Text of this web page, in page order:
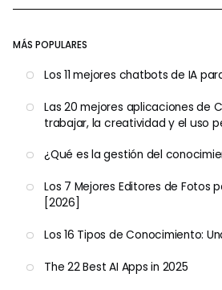
MÁS POPULARES
Los 11 mejores chatbots de IA
Las 20 mejores aplicaciones de
trabajar, la creatividad y el uso
¿Qué es la gestión del
Los 7 Mejores Editores de Fotos
[2026]
Los 16 Tipos de Conocimiento:
The 22 Best AI Apps in 2025